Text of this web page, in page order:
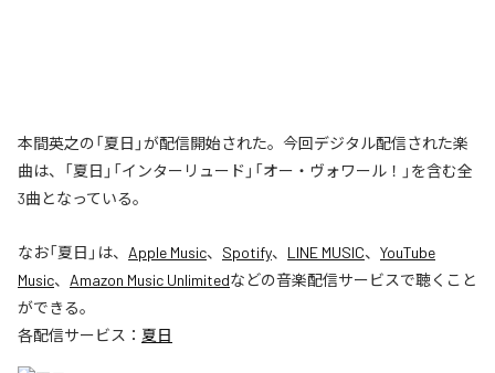
本間英之の「夏日」が配信開始された。今回デジタル配信された楽
曲は、「夏日」「インターリュード」「オー・ヴォワール！」を含む全
3曲となっている。
なお「夏日 」は、 Apple Music、 Spotify、 LINE MUSIC、 YouTube
Music、 Amazon Music Unlimitedなどの音楽配信サービスで聴くこと
ができる。
各配信サービス： 夏日